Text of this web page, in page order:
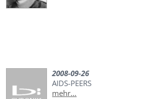
2008-09-26
AIDS-PEERS
mehr...